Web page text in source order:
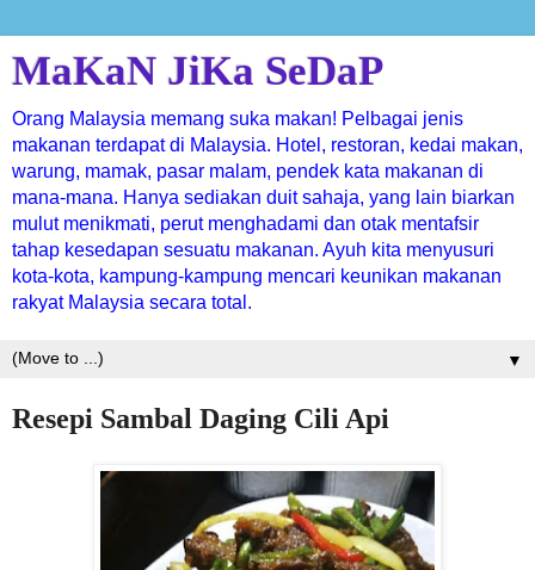
MaKaN JiKa SeDaP
Orang Malaysia memang suka makan! Pelbagai jenis
makanan terdapat di Malaysia. Hotel, restoran, kedai makan,
warung, mamak, pasar malam, pendek kata makanan di
mana-mana. Hanya sediakan duit sahaja, yang lain biarkan
mulut menikmati, perut menghadami dan otak mentafsir
tahap kesedapan sesuatu makanan. Ayuh kita menyusuri
kota-kota, kampung-kampung mencari keunikan makanan
rakyat Malaysia secara total.
▼
Resepi Sambal Daging Cili Api